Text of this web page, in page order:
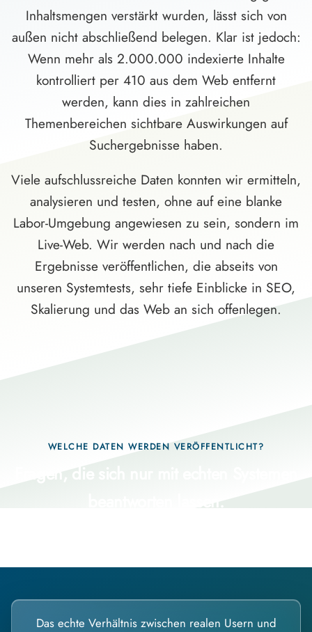
Inhaltsmengen verstärkt wurden, lässt sich von
außen nicht abschließend belegen. Klar ist jedoch:
Wenn mehr als 2.000.000 indexierte Inhalte
kontrolliert per 410 aus dem Web entfernt
werden, kann dies in zahlreichen
Themenbereichen sichtbare Auswirkungen auf
Suchergebnisse haben.
Viele aufschlussreiche Daten konnten wir ermitteln,
analysieren und testen, ohne auf eine blanke
Labor-Umgebung angewiesen zu sein, sondern im
Live-Web. Wir werden nach und nach die
Ergebnisse veröffentlichen, die abseits von
unseren Systemtests, sehr tiefe Einblicke in SEO,
Skalierung und das Web an sich offenlegen.
WELCHE DATEN WERDEN VERÖFFENTLICHT?
Das echte Verhältnis zwischen realen Usern und